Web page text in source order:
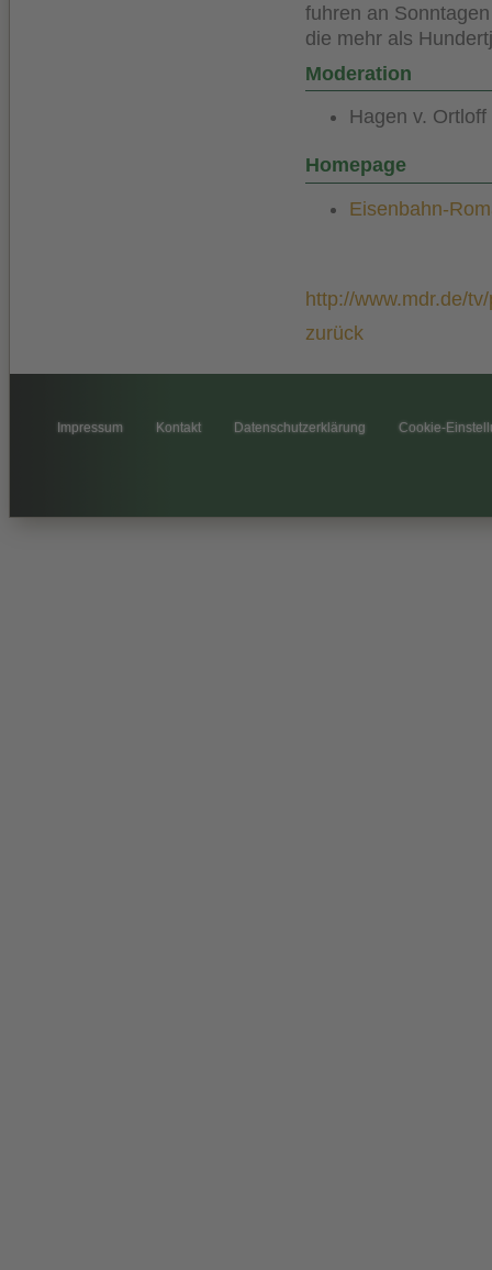
fuhren an
die mehr als
Moderation
Hagen v. Ortloff
Homepage
Eisenbahn-
http://www.mdr.de/
zurück
Impressum Kontakt Datenschutzerklärung Cookie-